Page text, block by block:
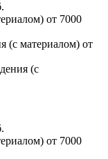
от 7000
(с материалом) от
(с
от 7000